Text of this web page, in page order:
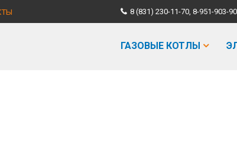
8 (831) 230-11-70, 8-951-903-
ГАЗОВЫЕ КОТЛЫ